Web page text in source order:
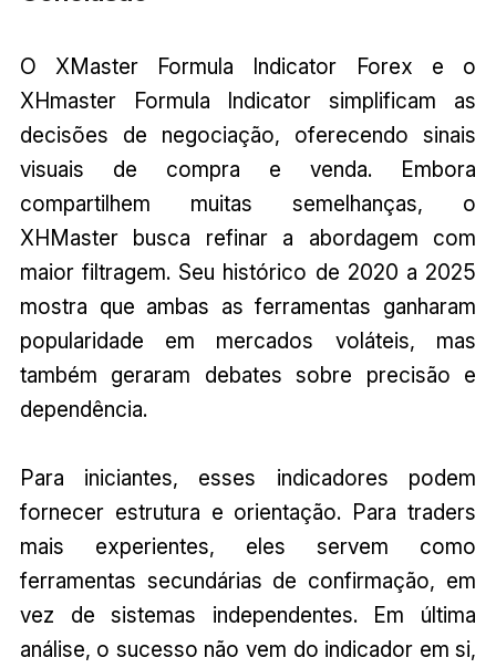
O XMaster Formula Indicator Forex e o
XHmaster Formula Indicator simplificam as
decisões de negociação, oferecendo sinais
visuais de compra e venda. Embora
compartilhem muitas semelhanças, o
XHMaster busca refinar a abordagem com
maior filtragem. Seu histórico de 2020 a 2025
mostra que ambas as ferramentas ganharam
popularidade em mercados voláteis, mas
também geraram debates sobre precisão e
dependência.
Para iniciantes, esses indicadores podem
fornecer estrutura e orientação. Para traders
mais experientes, eles servem como
ferramentas secundárias de confirmação, em
vez de sistemas independentes. Em última
análise, o sucesso não vem do indicador em si,